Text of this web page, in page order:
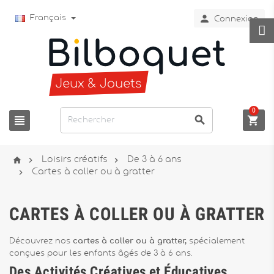
Français  Connexion
  
0
  Loisirs créatifs  De 3 à 6 ans
 Cartes à coller ou à gratter
CARTES À COLLER OU À GRATTER
Découvrez nos cartes à coller ou à gratter, spécialement
conçues pour les enfants âgés de 3 à 6 ans.